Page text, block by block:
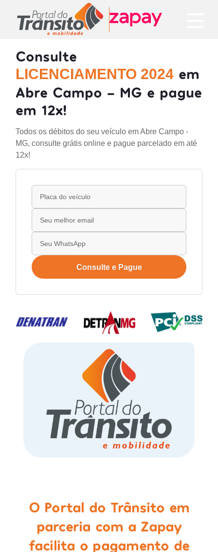
Consulte
LICENCIAMENTO 2024 em
Abre Campo - MG e pague
em 12x!
Todos os débitos do seu veículo em Abre Campo -
MG, consulte grátis online e pague parcelado em até
12x!
Consulte e Pague
O Portal do Trânsito em
parceria com a Zapay
facilita o pagamento de